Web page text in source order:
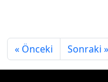
« Önceki Sonraki »